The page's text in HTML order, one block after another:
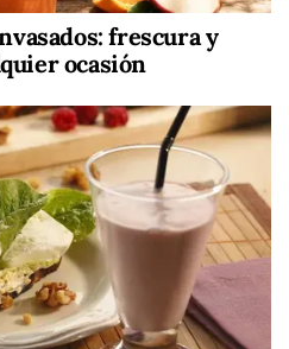
frescura y
ocasión